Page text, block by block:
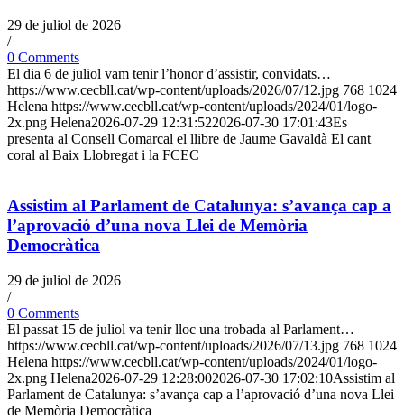
29 de juliol de 2026
/
0 Comments
El dia 6 de juliol vam tenir l’honor d’assistir, convidats…
https://www.cecbll.cat/wp-content/uploads/2026/07/12.jpg 768 1024
Helena https://www.cecbll.cat/wp-content/uploads/2024/01/logo-
2x.png Helena2026-07-29 12:31:522026-07-30 17:01:43Es
presenta al Consell Comarcal el llibre de Jaume Gavaldà El cant
coral al Baix Llobregat i la FCEC
Assistim al Parlament de Catalunya: s’avança cap a
l’aprovació d’una nova Llei de Memòria
Democràtica
29 de juliol de 2026
/
0 Comments
El passat 15 de juliol va tenir lloc una trobada al Parlament…
https://www.cecbll.cat/wp-content/uploads/2026/07/13.jpg 768 1024
Helena https://www.cecbll.cat/wp-content/uploads/2024/01/logo-
2x.png Helena2026-07-29 12:28:002026-07-30 17:02:10Assistim al
Parlament de Catalunya: s’avança cap a l’aprovació d’una nova Llei
de Memòria Democràtica